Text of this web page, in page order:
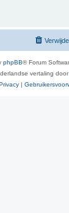
phpBB® Forum
vertaling door
|